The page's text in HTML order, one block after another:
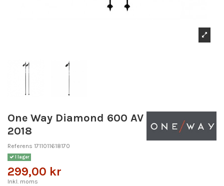
One Way Diamond 600 AV
2018
Referens 1711011618170
I lager
299,00 kr
Inkl. moms